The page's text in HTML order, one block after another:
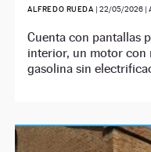
ALFREDO RUEDA | 22/05/2026|
Cuenta con pantallas
interior, un motor con
gasolina sin